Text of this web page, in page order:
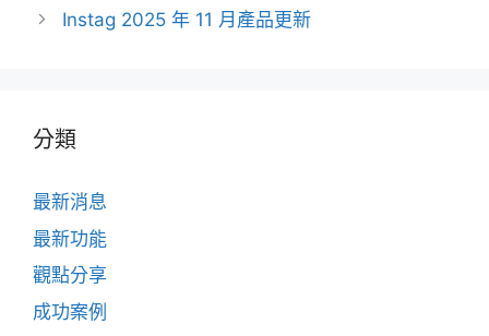
Instag 2025 年 11 月產品更新
分類
最新消息
最新功能
觀點分享
成功案例